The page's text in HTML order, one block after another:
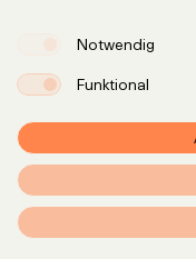
Notwendig
Funktional